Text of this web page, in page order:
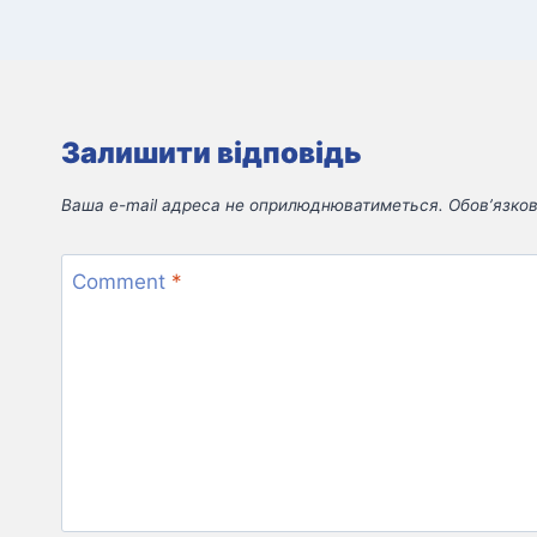
Залишити відповідь
Ваша e-mail адреса не оприлюднюватиметься.
Comment *